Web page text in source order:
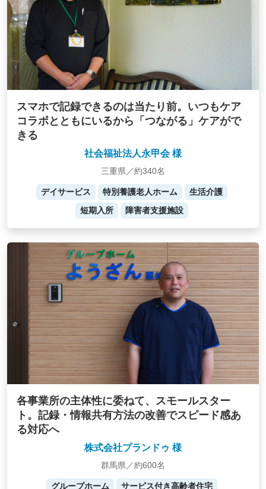
スマホで記録できるのは当たり前。いつもケア
コラボとともにいるから「つながる」ケアがで
きる
社会福祉法人永甲会 様
三重県／約340名
デイサービス 特別養護老人ホーム
生活介護
短期入所
障害者支援施設
各事業所の主体性に委ねて、スモールスター
ト。記録・情報共有方法の改善でスピード感あ
る対応へ
株式会社プランドゥ 様
群馬県／約600名
グループホーム サービス付き高齢者住宅